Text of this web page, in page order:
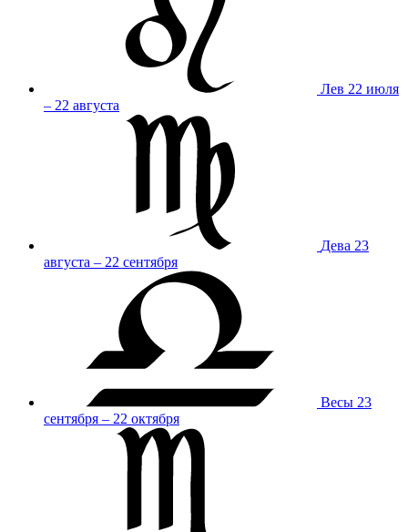
Лев 22 июля
– 22 августа
Дева 23
августа – 22 сентября
Весы 23
сентября – 22 октября